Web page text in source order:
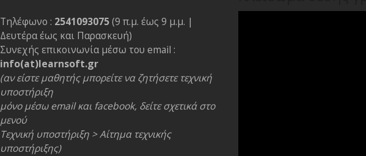
Τηλέφωνο : 2541093075(9 π.μ. έως 9 μ.μ. |
Δευτέρα έως και Παρασκευή)
Συνεχής επικοινωνία μέσω του email :
info(at)learnsoft.gr
(αν είστε μαθητής μπορείτε να ζητήσετε τεχνική
υποστήριξη
μόνο μέσω email και facebook, δείτε σχετικά στο
μενού
Τεχνική υποστήριξη > Αίτημα τεχνικής
υποστήριξης)